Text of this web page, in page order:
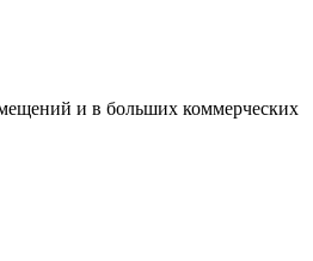
и в больших коммерческих